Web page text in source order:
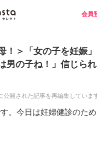
会員
！＞「女の子を妊娠
の子ね！」信じられ
開された記事を再編集していま
。今日は妊婦健診のた